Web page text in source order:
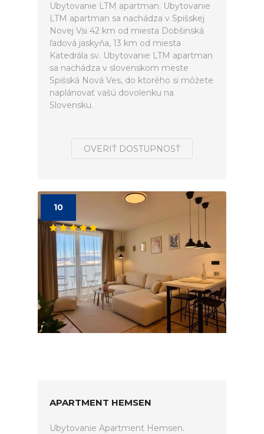
Ubytovanie LTM apartman. Ubytovanie
LTM apartman sa nachádza v Spišskej
Novej Vsi 42 km od miesta Dobšinská
ľadová jaskyňa, 13 km od miesta
Katedrála sv. Ubytovanie LTM apartman
sa nachádza v slovenskom meste
Spišská Nová Ves, do ktorého si môžete
naplánovať vašú dovolenku na
Slovensku.
OVERIŤ DOSTUPNOSŤ
10
APARTMENT HEMSEN
Ubytovanie Apartment Hemsen.